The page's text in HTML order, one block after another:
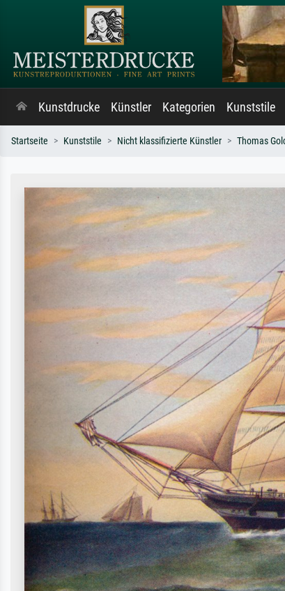
Kunstdrucke Künstler Kategorien Kunststile
Startseite Kunststile Nicht klassifizierte Künstler Thomas